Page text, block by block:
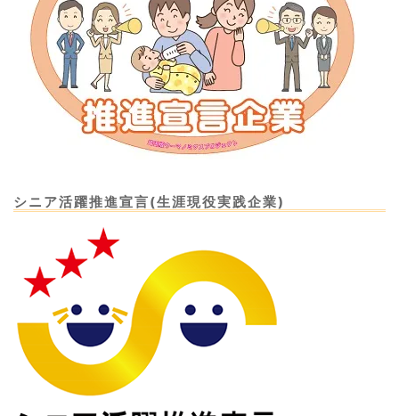
シニア活躍推進宣言(生涯現役実践企業)